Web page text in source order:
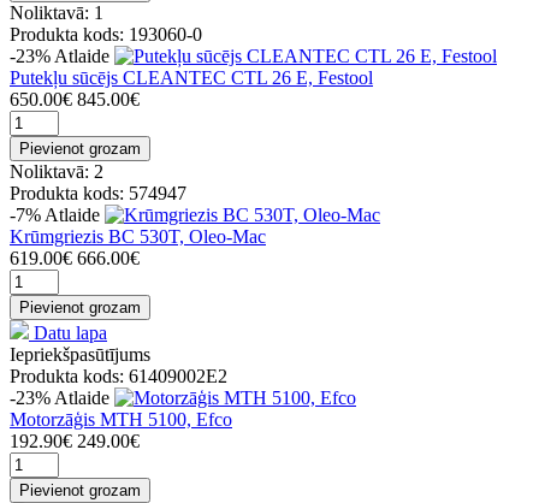
Noliktavā: 1
Produkta kods: 193060-0
-23% Atlaide
Putekļu sūcējs CLEANTEC CTL 26 E, Festool
650.00€ 845.00€
Pievienot grozam
Noliktavā: 2
Produkta kods: 574947
-7% Atlaide
Krūmgriezis BC 530T, Oleo-Mac
619.00€ 666.00€
Pievienot grozam
Datu lapa
Iepriekšpasūtījums
Produkta kods: 61409002E2
-23% Atlaide
Motorzāģis MTH 5100, Efco
192.90€ 249.00€
Pievienot grozam